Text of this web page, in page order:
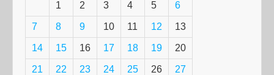
1 2 3 4 5 6
7 8 9 10 11 12 13
14 15 16 17 18 19 20
21 22 23 24 25 26 27